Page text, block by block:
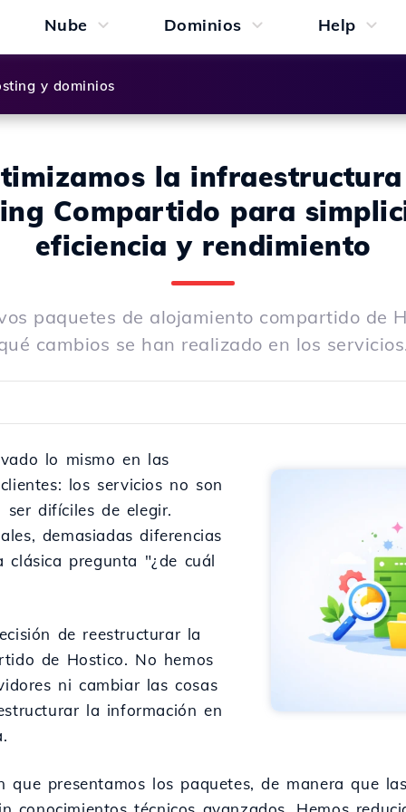
Nube Dominios Help
y dominios
la
Compartido para
eficiencia y rendimiento
paquetes de alojamiento compartido de
cambios se han realizado en los
lo mismo en las
los servicios no son
difíciles de elegir.
demasiadas diferencias
clásica pregunta "¿de cuál
de reestructurar la
de Hostico. No hemos
ni cambiar las cosas
la información en
que presentamos los paquetes, de manera que